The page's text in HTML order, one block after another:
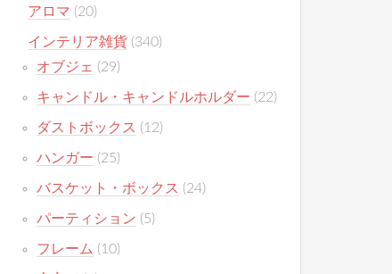
アロマ (20)
インテリア雑貨 (340)
オブジェ (29)
キャンドル・キャンドルホルダー (22)
ダストボックス (12)
ハンガー (25)
バスケット・ボックス (24)
パーティション (5)
フレーム (10)